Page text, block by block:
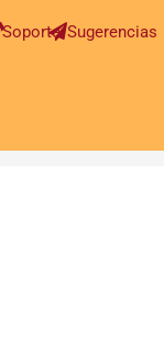
Soporte Sugerencias